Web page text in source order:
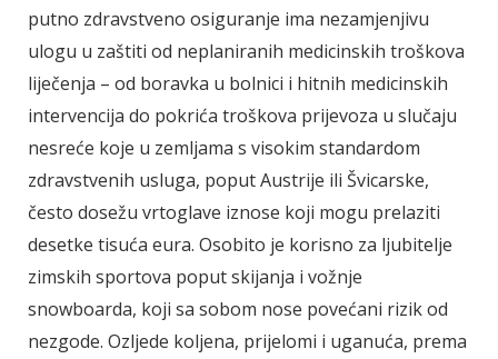
putno zdravstveno osiguranje ima nezamjenjivu
ulogu u zaštiti od neplaniranih medicinskih troškova
liječenja – od boravka u bolnici i hitnih medicinskih
intervencija do pokrića troškova prijevoza u slučaju
nesreće koje u zemljama s visokim standardom
zdravstvenih usluga, poput Austrije ili Švicarske,
često dosežu vrtoglave iznose koji mogu prelaziti
desetke tisuća eura. Osobito je korisno za ljubitelje
zimskih sportova poput skijanja i vožnje
snowboarda, koji sa sobom nose povećani rizik od
nezgode. Ozljede koljena, prijelomi i uganuća, prema